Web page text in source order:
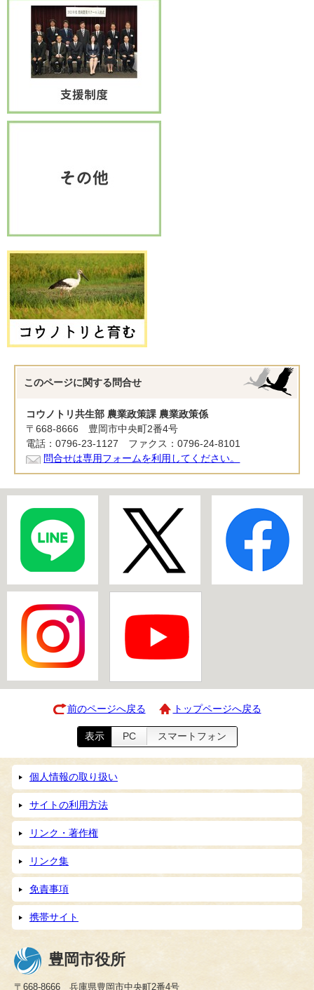
このページに関する 問合せ
コウノトリ共生部 農業政策課 農業政策係
〒668-8666 豊岡市中央町2番4号
電話：0796-23-1127 ファクス：0796-24-8101
問合せは専用フォームを利用してください。
前のページへ戻る トップページへ戻る
表示 PC スマートフォン
個人情報の取り扱い
サイトの利用方法
リンク・著作権
リンク集
免責事項
携帯サイト
豊岡市役所
〒668-8666 兵庫県豊岡市中央町2番4号